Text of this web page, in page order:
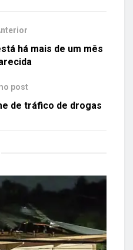
há mais de um mês
post
de tráfico de drogas